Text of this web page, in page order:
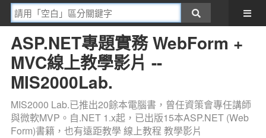
ASP.NET專題實務 WebForm +
MVC線上教學影片 --
MIS2000Lab.
MIS2000 Lab.已推出20餘本電腦書，曾任資策會專任講師
與微軟MVP。自.NET 1.x起，已出版15本ASP.NET (Web
Form)書籍，也有遠距教學 線上教程 教學影片